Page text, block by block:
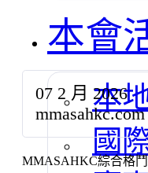
本會
本
國
07 2 月 2026
mmasahkc.com
MMASAHKC綜合格